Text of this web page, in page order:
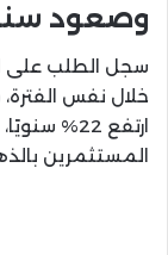
وصعود
ارتفع
المستثمرين